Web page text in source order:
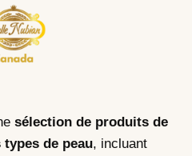
sélection de produits de
de peau, incluant